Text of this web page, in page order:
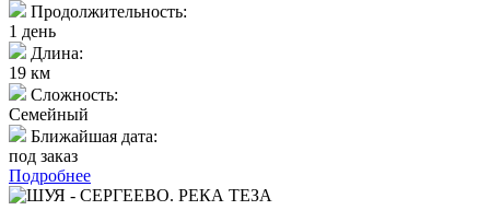
Продолжительность:
1 день
Длина:
19 км
Сложность:
Семейный
Ближайшая дата:
под заказ
Подробнее